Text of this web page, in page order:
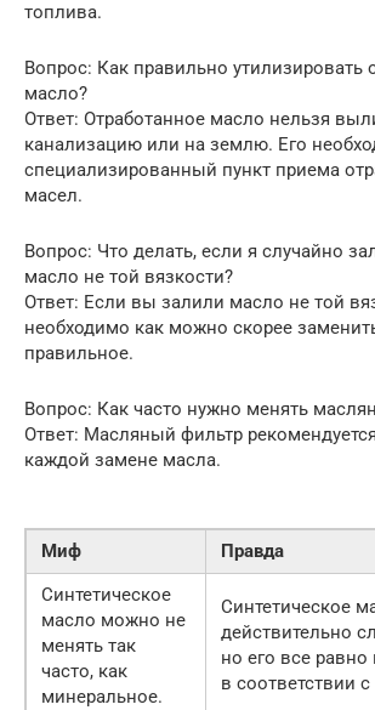
топлива.
Вопрос: Как правильно утилизировать
масло?
Ответ: Отработанное масло нельзя
канализацию или на землю. Его
специализированный пункт приема
масел.
Вопрос: Что делать, если я случайно
масло не той вязкости?
Ответ: Если вы залили масло не той
необходимо как можно скорее
правильное.
Вопрос: Как часто нужно менять
Ответ: Масляный фильтр
каждой замене масла.
Миф
Правда
Синтетическое
масло можно не
менять так
часто, как
минеральное.
Синтетическое
действительно
но его все
в соответствии